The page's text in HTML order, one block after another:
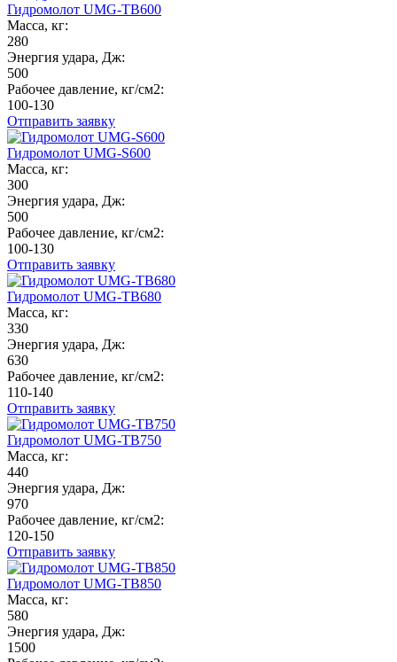
Гидромолот UMG-TB600
Масса, кг:
280
Энергия удара, Дж:
500
Рабочее давление, кг/см2:
100-130
Отправить заявку
Гидромолот UMG-S600
Масса, кг:
300
Энергия удара, Дж:
500
Рабочее давление, кг/см2:
100-130
Отправить заявку
Гидромолот UMG-TB680
Масса, кг:
330
Энергия удара, Дж:
630
Рабочее давление, кг/см2:
110-140
Отправить заявку
Гидромолот UMG-TB750
Масса, кг:
440
Энергия удара, Дж:
970
Рабочее давление, кг/см2:
120-150
Отправить заявку
Гидромолот UMG-TB850
Масса, кг:
580
Энергия удара, Дж:
1500